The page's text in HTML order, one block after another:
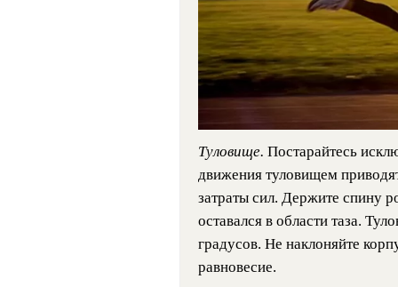
Туловище. Постарайтесь
движения туловищем
затраты сил. Держите спину
оставался в области таза.
градусов. Не наклоняйте
равновесие.